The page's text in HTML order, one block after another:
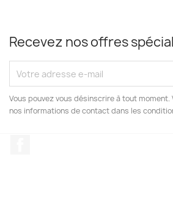
Recevez nos offres
Vous pouvez vous désinscrire à tout
nos informations de contact dans les